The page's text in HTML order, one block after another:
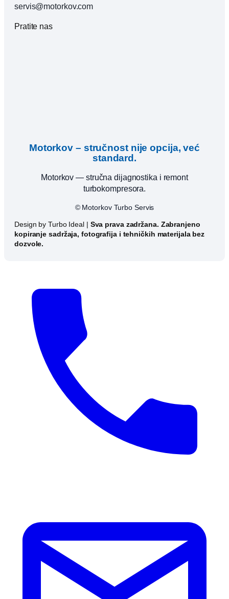
servis@motorkov.com
Pratite nas
Motorkov – stručnost nije opcija, već
standard.
Motorkov — stručna dijagnostika i remont
turbokompresora.
© Motorkov Turbo Servis
Design by Turbo Ideal | Sva prava zadržana. Zabranjeno
kopiranje sadržaja, fotografija i tehničkih materijala bez
dozvole.